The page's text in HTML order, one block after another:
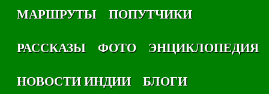
МАРШРУТЫ
ПОПУТЧИКИ
РАССКАЗЫ
ФОТО
ЭНЦИКЛОПЕДИЯ
НОВОСТИ ИНДИИ
БЛОГИ